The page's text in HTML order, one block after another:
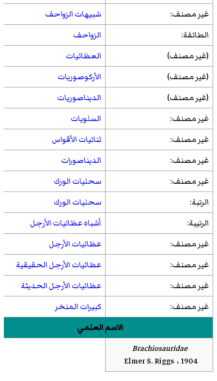
غير مصنف:
شبيهات الزواحف
الطائفة:
الزواحف
(غير مصنف)
العظائيات
(غير مصنف)
الأركوصوريات
(غير مصنف)
الديناصوريات
غير مصنف:
السلويات
غير مصنف:
ثنائيات الأقواس
غير مصنف:
الديناصورات
غير مصنف:
سحليات الورك
الرتبة:
سحليات الورك
الرتيبة:
أشباه عظائيات الأرجل
غير مصنف:
عظائيات الأرجل
غير مصنف:
عظائيات الأرجل الحقيقية
غير مصنف:
عظائيات الأرجل الحديثة
غير مصنف:
كبيرات المنخر
الاسم العلمي
Brachiosauridae
Elmer S. Riggs ، 1904